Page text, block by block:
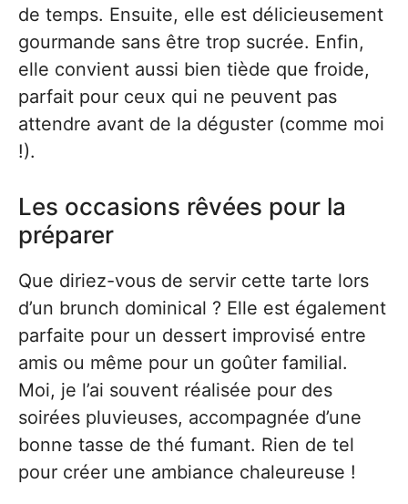
de temps. Ensuite, elle est délicieusement
gourmande sans être trop sucrée. Enfin,
elle convient aussi bien tiède que froide,
parfait pour ceux qui ne peuvent pas
attendre avant de la déguster (comme moi
!).
Les occasions rêvées pour la
préparer
Que diriez-vous de servir cette tarte lors
d’un brunch dominical ? Elle est également
parfaite pour un dessert improvisé entre
amis ou même pour un goûter familial.
Moi, je l’ai souvent réalisée pour des
soirées pluvieuses, accompagnée d’une
bonne tasse de thé fumant. Rien de tel
pour créer une ambiance chaleureuse !